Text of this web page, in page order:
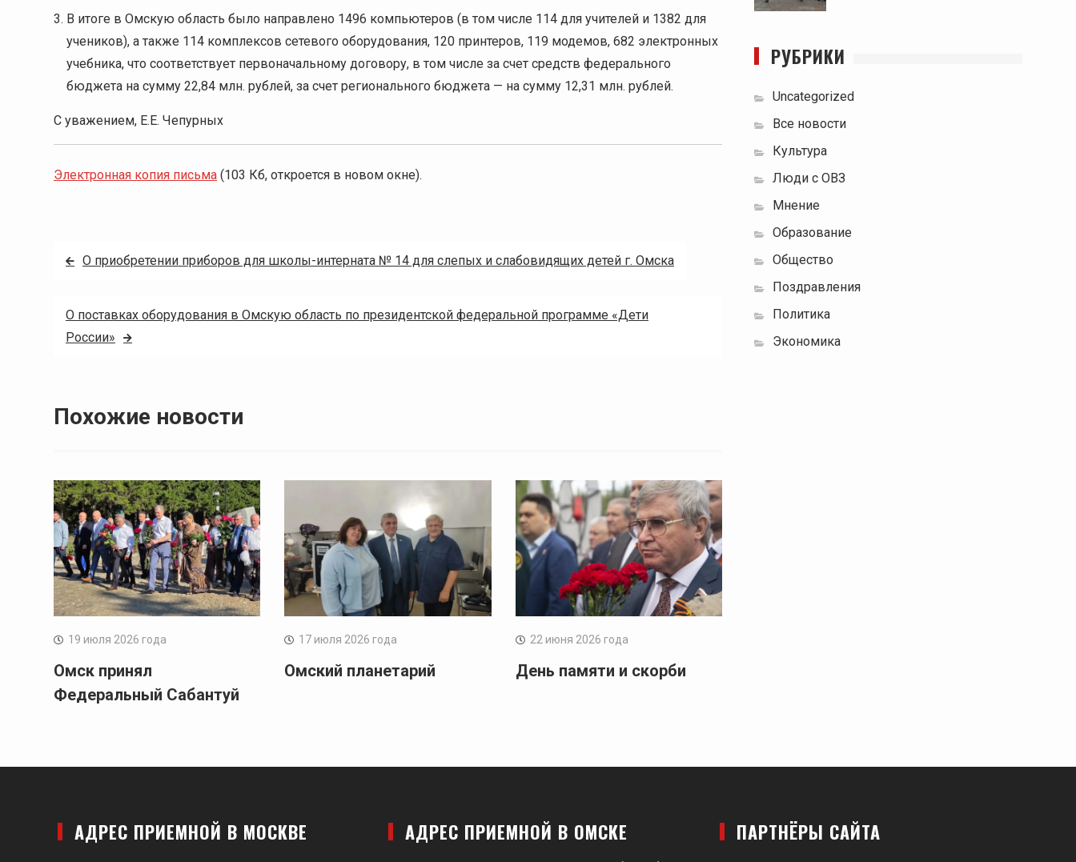
В итоге в Омскую область было направлено 1496 компьютеров (в том числе 114 для учителей и 1382 для
учеников), а также 114 комплексов сетевого оборудования, 120 принтеров, 119 модемов, 682 электронных
учебника, что соответствует первоначальному договору, в том числе за счет средств федерального
бюджета на сумму 22,84 млн. рублей, за счет регионального бюджета — на сумму 12,31 млн. рублей.
С уважением, Е.Е. Чепурных
Электронная копия письма (103 Кб, откроется в новом окне).
Навигация
записям
О приобретении приборов для школы-интерната № 14 для слепых и слабовидящих детей г. Омска
О поставках оборудования в Омскую область по президентской федеральной программе «Дети
России»
Похожие новости
19 июля 2026 года
Омск принял
Федеральный Сабантуй
17 июля 2026 года
Омский планетарий
22 июня 2026 года
День памяти и скорби
РУБРИКИ
Uncategorized
Все новости
Культура
Люди с ОВЗ
Мнение
Образование
Общество
Поздравления
Политика
Экономика
АДРЕС ПРИЕМНОЙ В МОСКВЕ АДРЕС ПРИЕМНОЙ В ОМСКЕ ПАРТНЁРЫ САЙТА